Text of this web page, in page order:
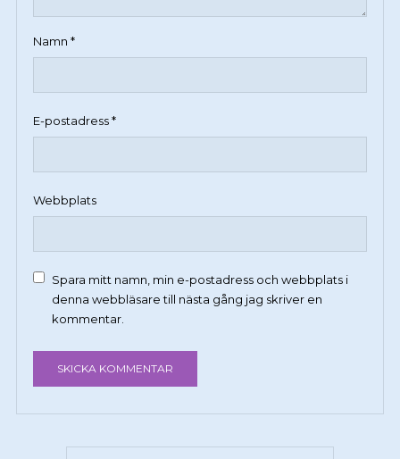
Namn *
E-postadress*
Webbplats
Spara mitt namn, min e-postadress och webbplats i
denna webbläsare till nästa gång jag skriver en
kommentar.